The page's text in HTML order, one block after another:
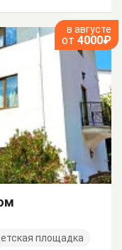
в августе
от 4000₽
площадка